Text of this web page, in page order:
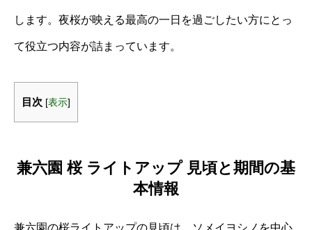
します。夜桜が映える最高の一日を過ごしたい方にとっ
て役立つ内容が詰まっています。
目次 [表示]
兼六園 桜 ライトアップ 見頃と期間の基
本情報
兼六園の桜ライトアップの見頃は、ソメイヨシノを中心